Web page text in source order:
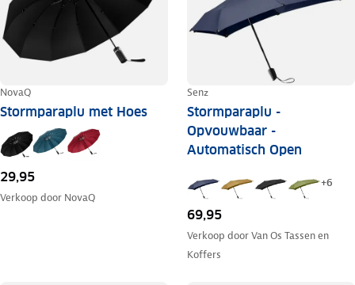
NovaQ
Stormparaplu met Hoes
29,95
Verkoop door NovaQ
Senz
Stormparaplu -
Opvouwbaar -
Automatisch Open
+6
69,95
Verkoop doorVan Os Tassen en
Koffers